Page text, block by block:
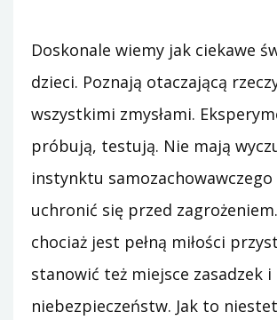
Doskonale wiemy jak ciekawe
dzieci. Poznają otaczającą
wszystkimi zmysłami.
próbują, testują. Nie mają
instynktu
uchronić się przed
chociaż jest pełną miłości
stanowić też miejsce zasadzek i
niebezpieczeństw. Jak to